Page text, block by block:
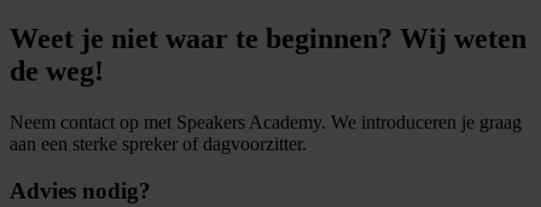
Weet je niet waar te beginnen? Wij weten
de weg!
Neem contact op met Speakers Academy. We introduceren je graag
aan een sterke spreker of dagvoorzitter.
Advies nodig?